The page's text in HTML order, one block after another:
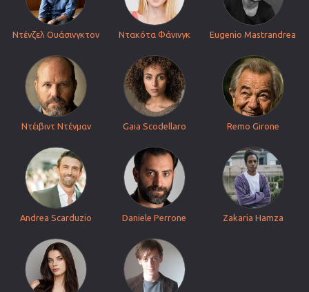
Ντένζελ Ουάσινγκτον Ντακότα Φάνινγκ Eugenio Mastrandrea
Ντέιβιντ Ντένμαν Gaia Scodellaro Remo Girone
Andrea Scarduzio Daniele Perrone Zakaria Hamza